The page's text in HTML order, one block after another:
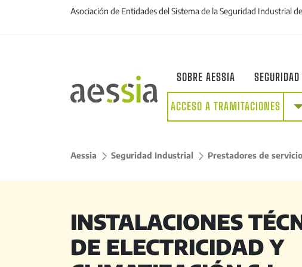
Asociación de Entidades del Sistema de la Seguridad Industrial
SOBRE AESSIA
ACCESO A TRAMITACIONES
Aessia > Seguridad Industrial > Prestadores de
INSTALACIONES
DE ELECTRICIDAD Y